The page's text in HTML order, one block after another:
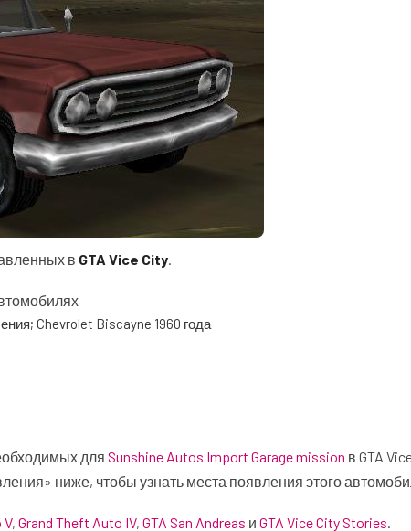
в GTA Vice City.
Chevrolet Biscayne 1960 года
для Sunshine Autos Import Garage mission в GTA
ниже, чтобы узнать места появления этого
V, Grand Theft Auto IV, GTA San Andreas и GTA Vice City Stories.